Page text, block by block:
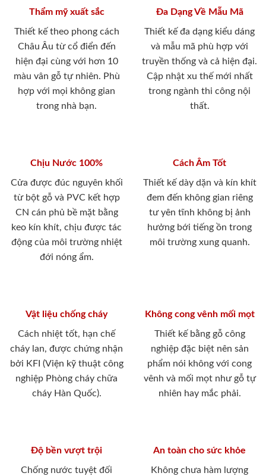
Thẩm mỹ xuất sắc
Thiết kế theo phong cách
Châu Âu từ cổ điển đến
hiện đại cùng với hơn 10
màu vân gỗ tự nhiên. Phù
hợp với mọi không gian
trong nhà bạn.
Đa Dạng Về Mẫu Mã
Thiết kế đa dạng kiểu dáng
và mẫu mã phù hợp với
truyền thống và cả hiện đại.
Cập nhật xu thế mới nhất
trong ngành thi công nội
thất.
Chịu Nước 100%
Cửa được đúc nguyên khối
từ bột gỗ và PVC kết hợp
CN cán phủ bề mặt bằng
keo kín khít, chịu được tác
động của môi trường nhiệt
đới nóng ẩm.
Cách Âm Tốt
Thiết kế dày dặn và kín khít
đem đến không gian riêng
tư yên tĩnh không bị ảnh
hưởng bới tiếng ồn trong
môi trường xung quanh.
Vật liệu chống cháy
Cách nhiệt tốt, hạn chế
cháy lan, được chứng nhận
bởi KFI (Viện kỹ thuật công
nghiệp Phòng cháy chữa
cháy Hàn Quốc).
Không cong vênh mối mọt
Thiết kế bằng gỗ công
nghiệp đặc biệt nên sản
phẩm nói không với cong
vênh và mối mọt như gỗ tự
nhiên hay mắc phải.
Độ bền vượt trội
Chống nước tuyệt đối
An toàn cho sức khỏe
Không chưa hàm lượng